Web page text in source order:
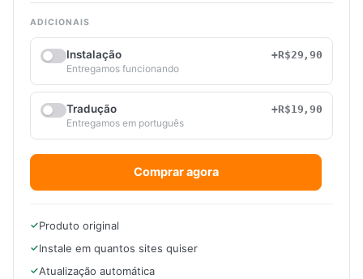
ADICIONAIS
Instalação
+R$29,90
Entregamos funcionando
Tradução
+R$19,90
Entregamos em português
Comprar agora
Produto original
Instale em quantos sites quiser
Atualização automática